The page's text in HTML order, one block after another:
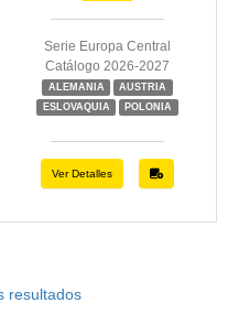
Serie Europa Central
Catálogo 2026-2027
ALEMANIA
AUSTRIA
ESLOVAQUIA
POLONIA
Ver Detalles
resultados